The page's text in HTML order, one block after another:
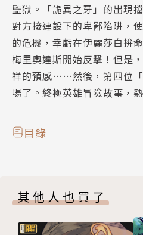
監獄。「詭異之牙」的出現
對方接連設下的卑鄙陷阱，
的危機，幸虧在伊麗莎白拚
梅里奧達斯開始反擊！但是
祥的預感……然後，第四位
場了。終極英雄冒險故事，
目錄
其他人也買了